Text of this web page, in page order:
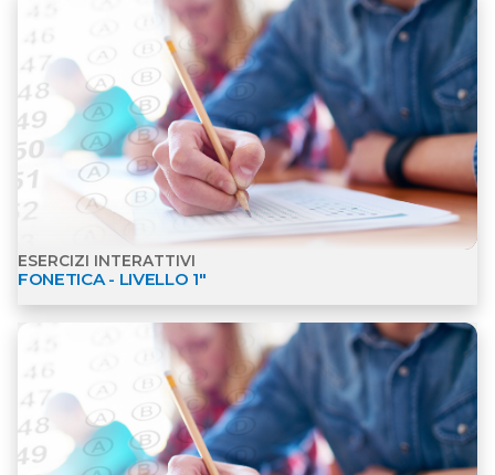
ESERCIZI INTERATTIVI
FONETICA - LIVELLO 1"
Apri dettagli Esercizi interattivi